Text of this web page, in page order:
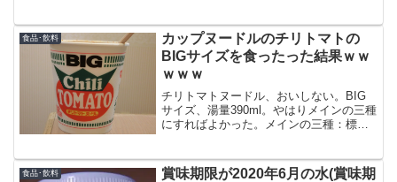
よる、ハウス食品株式会社のミネラルウ
ォーター事業...
食品･飲料
カップヌードルのチリトマトの
BIGサイズを食ったった結果ｗｗ
ｗｗｗ
チリトマトヌードル、おいしない。BIG
サイズ、湯量390ml。やはりメインの三種
にすればよかった。メインの三種：標
択か。
食品･飲料
賞味期限が2020年6月の水(賞味期